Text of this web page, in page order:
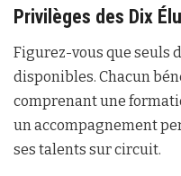
Privilèges des Dix
Figurez-vous que seuls
disponibles. Chacun
comprenant une
un accompagnement
ses talents sur circuit.